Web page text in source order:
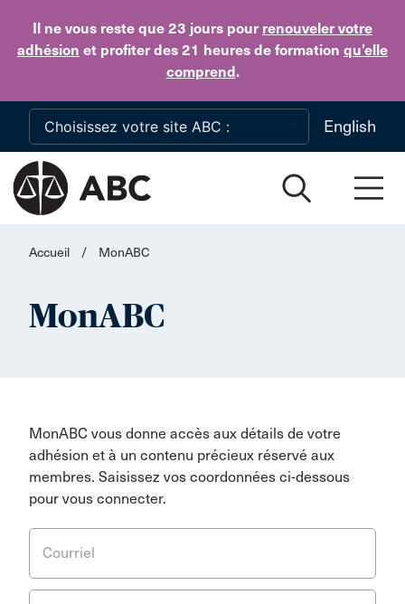
Il ne vous reste que 23 jours pour renouveler votre
adhésion et profiter des 21 heures de formation qu’elle
comprend.
Skip to main content
English
Accueil / MonABC
MonABC
MonABC vous donne accès aux détails de votre
adhésion et à un contenu précieux réservé aux
membres. Saisissez vos coordonnées ci-dessous
pour vous connecter.
Courriel